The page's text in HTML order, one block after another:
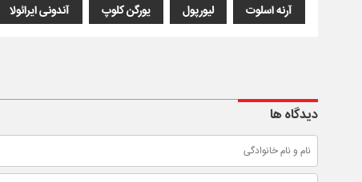
آرنه اسلوت لیورپول یورگن کلوپ آندونی ایرائولا
دیدگاه ها